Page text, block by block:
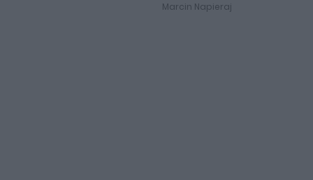
Marcin Napieraj